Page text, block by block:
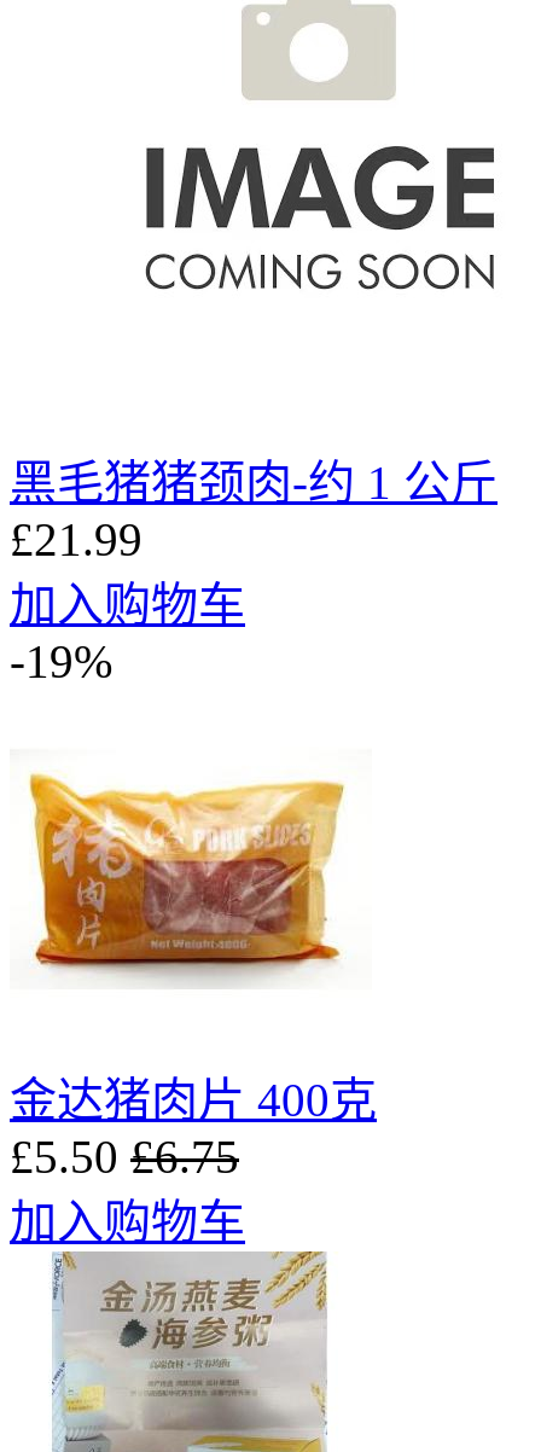
黑毛猪猪颈肉-约 1 公斤
£21.99
加入购物车
-19%
金达猪肉片 400克
£5.50 £6.75
加入购物车